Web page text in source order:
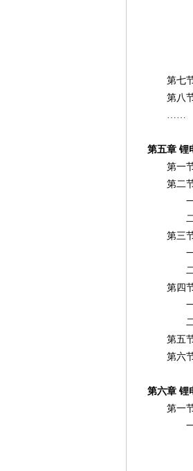
1、
2、
3、
4、近
第七节
第八节
……
第五章 锂
第一节
第二节
一、
二、
第三节
一、
二、
第四节
一、
二、
第五节
第六节
第六章 锂
第一节
一、
1、
2、